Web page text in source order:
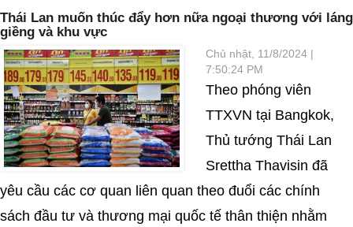
Thái Lan muốn thúc đẩy hơn nữa ngoại thương với láng
giềng và khu vực
Chủ nhật, 11/8/2024 |
7:50:24 PM
Theo phóng viên
TTXVN tại Bangkok,
Thủ tướng Thái Lan
Srettha Thavisin đã
yêu cầu các cơ quan liên quan theo đuổi các chính
sách đầu tư và thương mại quốc tế thân thiện nhằm